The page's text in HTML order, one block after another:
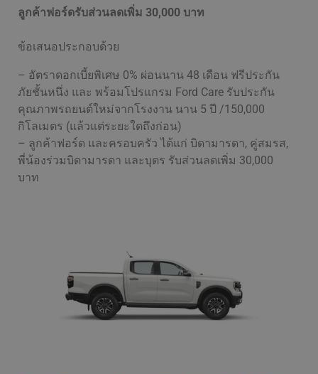
ลูกค้าฟอร์ดรับส่วนลดเพิ่ม 30,000 บาท
ข้อเสนอประกอบด้วย
– อัตราดอกเบี้ยพิเศษ 0% ผ่อนนาน 48 เดือน ฟรีประกัน
ภัยชั้นหนึ่ง และ พร้อมโปรแกรม Ford Care รับประกัน
คุณภาพรถยนต์ใหม่จากโรงงาน นาน 5 ปี /150,000
กิโลเมตร (แล้วแต่ระยะใดถึงก่อน)
– ลูกค้าฟอร์ด และครอบครัว ได้แก่ บิดามารดา, คู่สมรส,
พี่น้องร่วมบิดามารดา และบุตร รับส่วนลดเพิ่ม 30,000
บาท